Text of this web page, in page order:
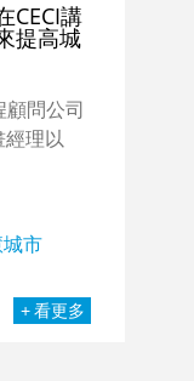
CECI講
提高城
顧問公司
理以
市
看更多